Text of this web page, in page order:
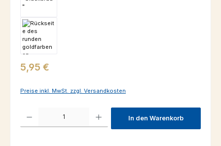
Regulärer Preis:
5,95 €
Preise inkl. MwSt. zzgl. Versandkosten
Produkt Anzahl: Gib den gewünschten Wert ein oder benutze die
In den Warenkorb